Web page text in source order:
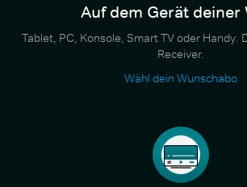
Auf dem Gerät deiner
Tablet, PC, Konsole, Smart TV oder Handy.
Receiver.
Wähl dein Wunschabo